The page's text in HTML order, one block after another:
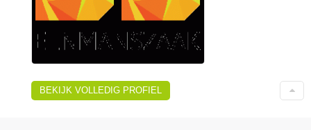
BEKIJK VOLLEDIG PROFIEL